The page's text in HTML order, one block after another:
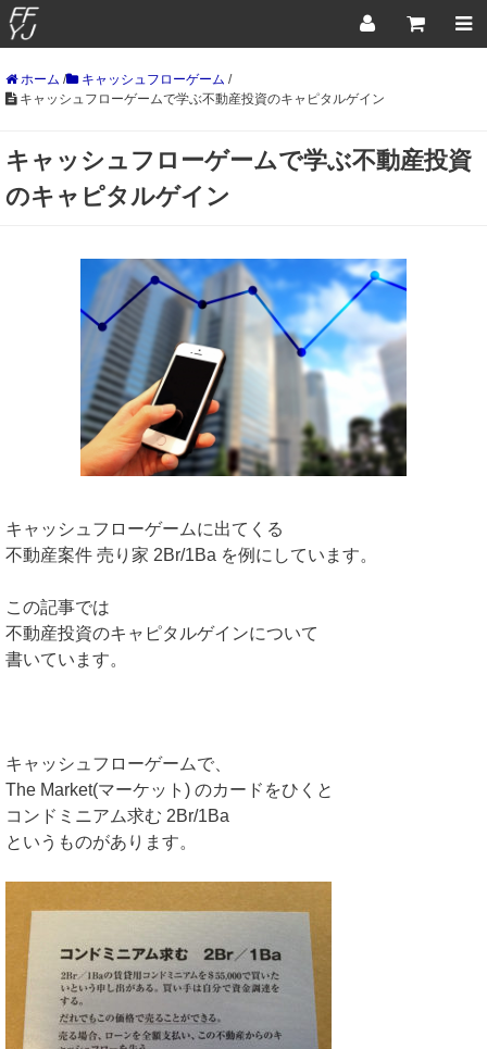
ホーム / キャッシュフローゲーム /
キャッシュフローゲームで学ぶ不動産投資のキャピタルゲイン
キャッシュフローゲームで学ぶ不動産投資
のキャピタルゲイン
キャッシュフローゲームに出てくる
不動産案件 売り家 2Br/1Ba を例にしています。
この記事では
不動産投資のキャピタルゲインについて
書いています。
キャッシュフローゲームで、
The Market(マーケット) のカードをひくと
コンドミニアム求む 2Br/1Ba
というものがあります。